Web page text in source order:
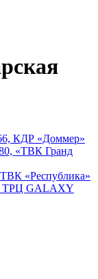
КДР «Доммер»
«ТВК Гранд
ТВК «Республика»
ТРЦ GALAXY